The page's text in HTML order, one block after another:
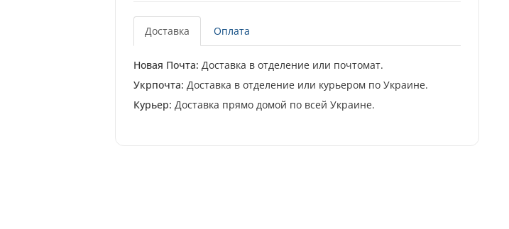
Доставка Оплата
Новая Почта: Доставка в отделение или почтомат.
Укрпочта: Доставка в отделение или курьером по Украине.
Курьер: Доставка прямо домой по всей Украине.